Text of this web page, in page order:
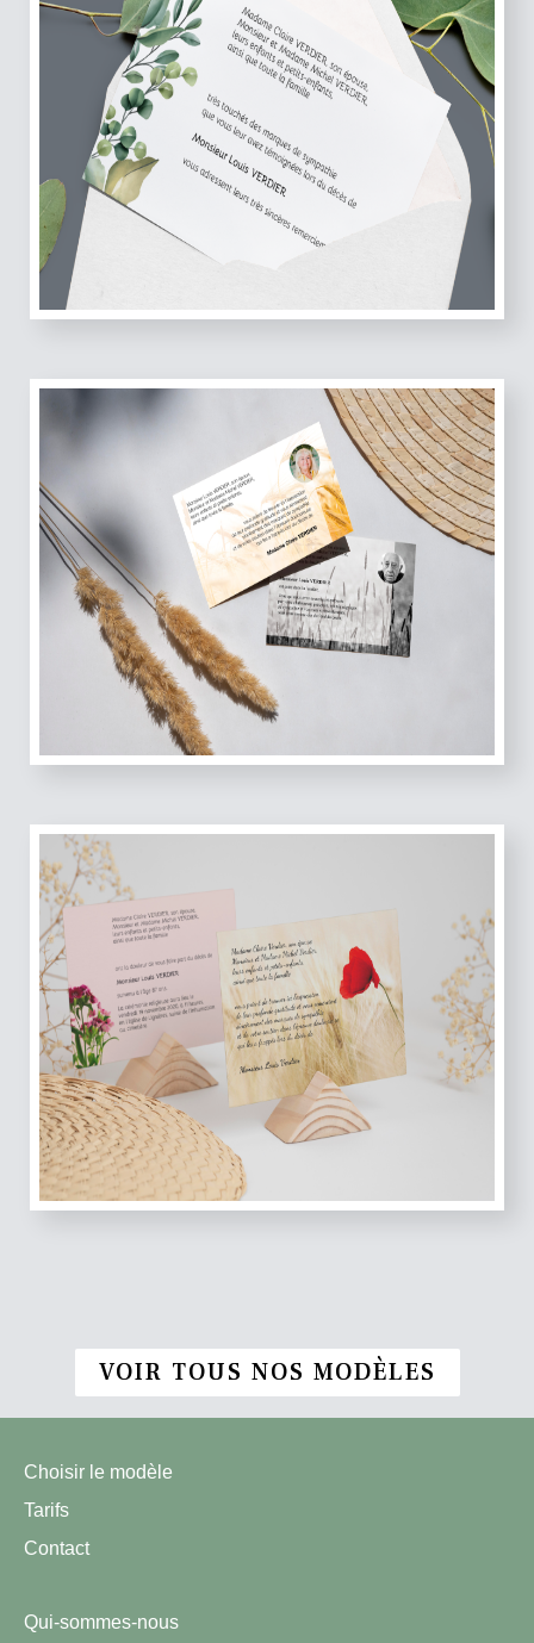
VOIR TOUS NOS MODÈLES
Choisir le modèle
Tarifs
Contact
Qui-sommes-nous